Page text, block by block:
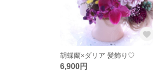
胡蝶蘭×ダリア 髪飾り♡
6,900円